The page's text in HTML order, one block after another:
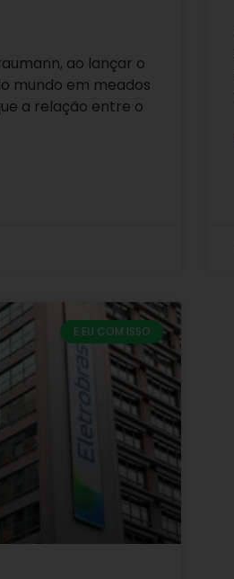
ao lançar o
mundo em meados
a relação entre o
E EU COM ISSO